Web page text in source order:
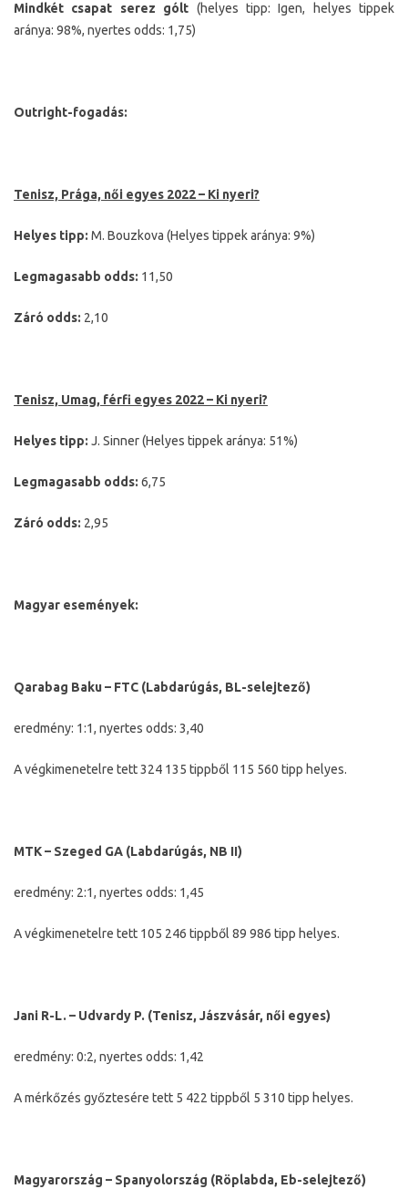
Mindkét csapat serez gólt (helyes tipp: Igen, helyes tippek
aránya: 98%, nyertes odds: 1,75)
Outright-fogadás:
Tenisz, Prága, női egyes 2022 – Ki nyeri?
Helyes tipp: M. Bouzkova (Helyes tippek aránya: 9%)
Legmagasabb odds: 11,50
Záró odds: 2,10
Tenisz, Umag, férfi egyes 2022 – Ki nyeri?
Helyes tipp: J. Sinner (Helyes tippek aránya: 51%)
Legmagasabb odds: 6,75
Záró odds: 2,95
Magyar események:
Qarabag Baku – FTC (Labdarúgás, BL-selejtező)
eredmény: 1:1, nyertes odds: 3,40
A végkimenetelre tett 324 135 tippből 115 560 tipp helyes.
MTK – Szeged GA (Labdarúgás, NB II)
eredmény: 2:1, nyertes odds: 1,45
A végkimenetelre tett 105 246 tippből 89 986 tipp helyes.
Jani R-L. – Udvardy P. (Tenisz, Jászvásár, női egyes)
eredmény: 0:2, nyertes odds: 1,42
A mérkőzés győztesére tett 5 422 tippből 5 310 tipp helyes.
Magyarország – Spanyolország (Röplabda, Eb-selejtező)